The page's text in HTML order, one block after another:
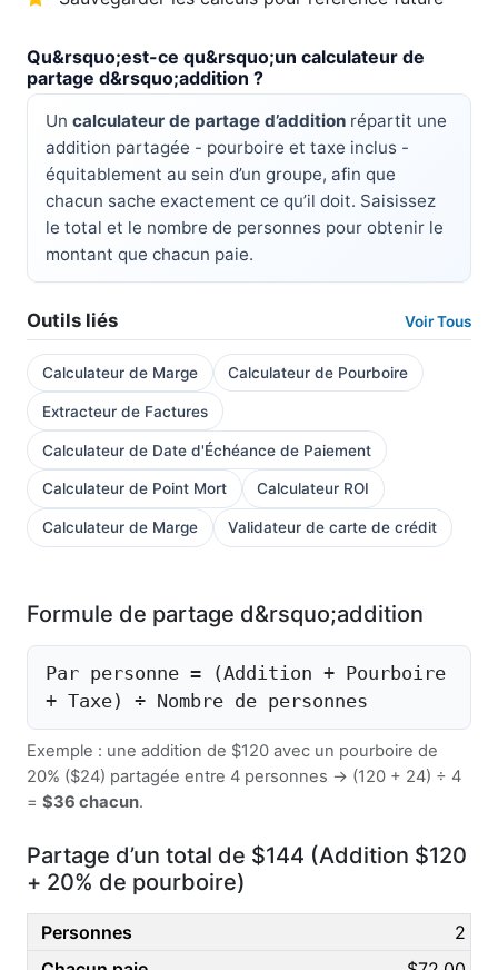
Qu&rsquo;est-ce qu&rsquo;un calculateur de
partage d&rsquo;addition ?
Un calculateur de partage d’addition répartit une
addition partagée - pourboire et taxe inclus -
équitablement au sein d’un groupe, afin que
chacun sache exactement ce qu’il doit. Saisissez
le total et le nombre de personnes pour obtenir le
montant que chacun paie.
Outils liés Voir Tous
Calculateur de Marge Calculateur de Pourboire
Extracteur de Factures
Calculateur de Date d'Échéance de Paiement
Calculateur de Point Mort Calculateur ROI
Calculateur de Marge Validateur de carte de crédit
Formule de partage d&rsquo;addition
Par personne = (Addition + Pourboire
+ Taxe) ÷ Nombre de personnes
Exemple : une addition de $120 avec un pourboire de
20% ($24) partagée entre 4 personnes → (120 + 24) ÷ 4
= $36 chacun.
Partage d’un total de $144 (Addition $120
+ 20% de pourboire)
2